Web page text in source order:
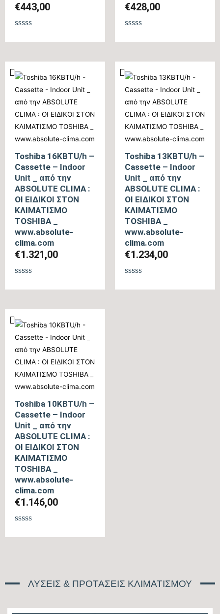
€443,00
με
από
5
€428,00
με
από
5
Toshiba 16KBTU/h –
Cassette – Indoor
Unit _ από την
ABSOLUTE CLIMA :
ΟΙ ΕΙΔΙΚΟΙ ΣΤΟΝ
ΚΛΙΜΑΤΙΣΜΟ
TOSHIBA _
www.absolute-
clima.com
€1.321,00
με
από
Toshiba 13KBTU/h –
Cassette – Indoor
Unit _ από την
ABSOLUTE CLIMA :
ΟΙ ΕΙΔΙΚΟΙ ΣΤΟΝ
ΚΛΙΜΑΤΙΣΜΟ
TOSHIBA _
www.absolute-
clima.com
€1.234,00
με
Toshiba 10KBTU/h –
Cassette – Indoor
Unit _ από την
ABSOLUTE CLIMA :
ΟΙ ΕΙΔΙΚΟΙ ΣΤΟΝ
ΚΛΙΜΑΤΙΣΜΟ
TOSHIBA _
www.absolute-
clima.com
€1.146,00
με
ΛΥΣΕΙΣ & ΠΡΟΤΑΣΕΙΣ ΚΛΙΜΑΤΙΣΜΟΥ